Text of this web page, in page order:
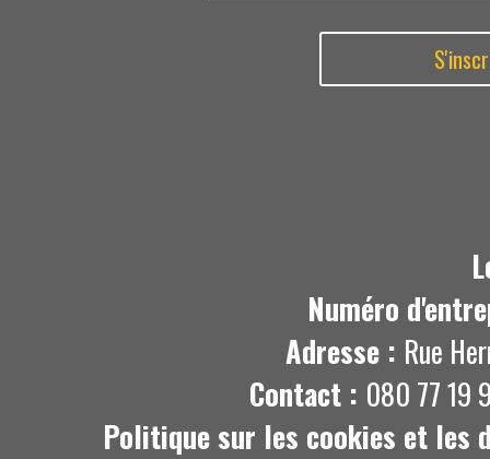
Numéro
Adresse : Rue
Contact : 080 77 19
Politique sur les cookies et les